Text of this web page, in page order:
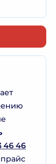
46 46